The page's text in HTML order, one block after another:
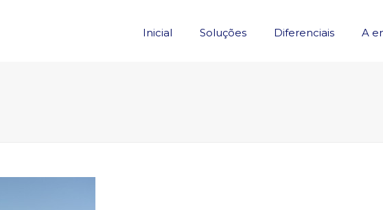
Inicial Soluções Diferenciais A